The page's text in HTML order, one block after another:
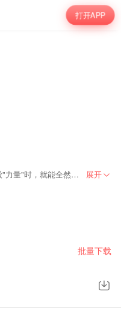
打开APP
在这里，我想为你指出通往精彩人生的路。你将发现某些跟你自己、你的人生和宇宙有关的事，那些事情很不可思议。人生比你想象的简单许多，而当你了解生命运作的方式，以及你内在拥有的那股"力量"时，就能全然体验到生命的魔力──接着，你将拥有精彩的人生！主播文枫为您倾情演绎。关注公众平台“跟文老师学发声”，主播微xin：18919979297 欢迎交流。 展开
批量下载